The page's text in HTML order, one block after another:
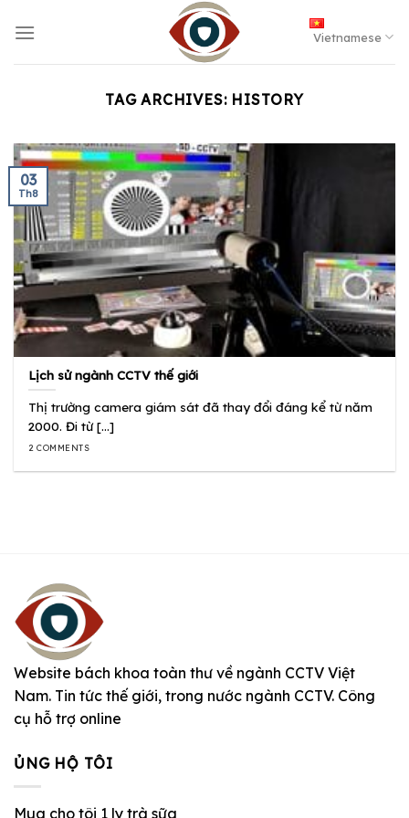
Vietnamese
TAG ARCHIVES: HISTORY
Lịch sử ngành CCTV thế giới
Thị trường camera giám sát đã thay đổi đáng kể từ năm
2000. Đi từ [...]
2 COMMENTS
03
Th8
Website bách khoa toàn thư về ngành CCTV Việt
Nam. Tin tức thế giới, trong nước ngành CCTV. Công
cụ hỗ trợ online
ỦNG HỘ TÔI
Mua cho tôi 1 ly trà sữa